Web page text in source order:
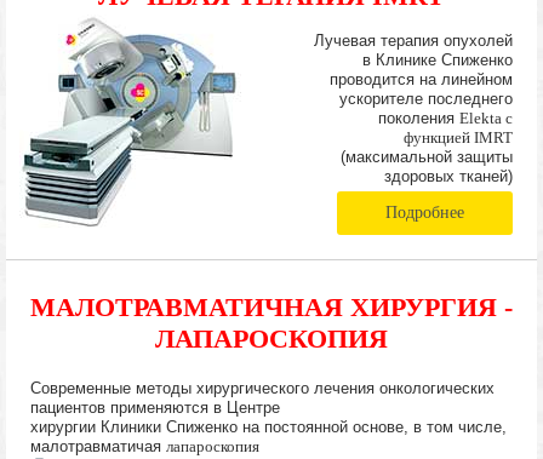
Лучевая терапия опухолей
в Клинике Спиженко
проводится на линейном
ускорителе последнего
поколения Elekta с
функцией IMRT
(максимальной защиты
здоровых тканей)
Подробнее
МАЛОТРАВМАТИЧНАЯ ХИРУРГИЯ -
ЛАПАРОСКОПИЯ
Современные методы хирургического лечения онкологических
пациентов применяются в Центре
хирургии Клиники Спиженко на постоянной основе, в том числе,
малотравматичая лапароскопия